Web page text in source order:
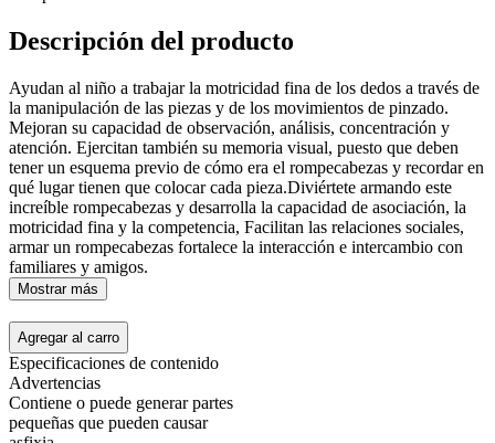
Descripción del producto
Ayudan al niño a trabajar la motricidad fina de los dedos a través de
la manipulación de las piezas y de los movimientos de pinzado.
Mejoran su capacidad de observación, análisis, concentración y
atención. Ejercitan también su memoria visual, puesto que deben
tener un esquema previo de cómo era el rompecabezas y recordar en
qué lugar tienen que colocar cada pieza.Diviértete armando este
increíble rompecabezas y desarrolla la capacidad de asociación, la
motricidad fina y la competencia, Facilitan las relaciones sociales,
armar un rompecabezas fortalece la interacción e intercambio con
familiares y amigos.
Mostrar más
Agregar al carro
Especificaciones de contenido
Advertencias
Contiene o puede generar partes
pequeñas que pueden causar